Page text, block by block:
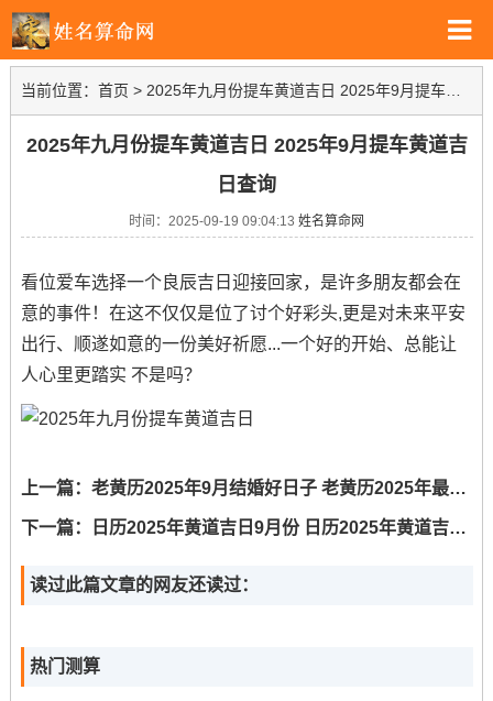
当前位置： 首页 > 2025年九月份提车黄道吉日 2025年9月提车黄道吉日查询
2025年九月份提车黄道吉日 2025年9月提车黄道吉
日查询
时间：2025-09-19 09:04:13 姓名算命网
看位爱车选择一个良辰吉日迎接回家，是许多朋友都会在
意的事件！在这不仅仅是位了讨个好彩头,更是对未来平安
出行、顺遂如意的一份美好祈愿...一个好的开始、总能让
人心里更踏实 不是吗？
上一篇： 老黄历2025年9月结婚好日子 老黄历2025年最好的结婚日子
下一篇： 日历2025年黄道吉日9月份 日历2025年黄道吉日一览表
读过此篇文章的网友还读过：
热门测算